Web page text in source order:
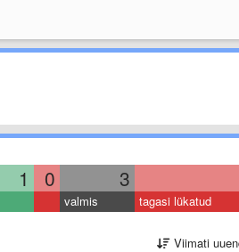
1 0 3
valmis tagasi lükatud
Viimati